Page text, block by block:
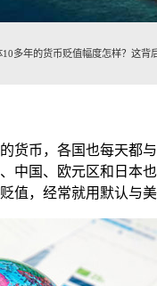
多年的货币贬值幅度怎样？这背
货币，各国也每天都
中国、欧元区和日本
值，经常就用默认与